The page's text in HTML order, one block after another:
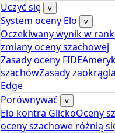
Uczyć się
v
System oceny Elo v
Oczekiwany wynik w
zmiany oceny szachowej
Zasady oceny FIDE
szachówZasady
Edge
Porównywać
v
Elo kontra GlickoOceny
oceny szachowe różnią